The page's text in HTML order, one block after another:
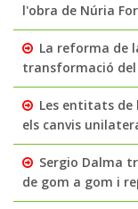
l'obra de Núria
La reforma de
transformació
Les entitats de
els canvis
Sergio Dalma
de gom a gom i